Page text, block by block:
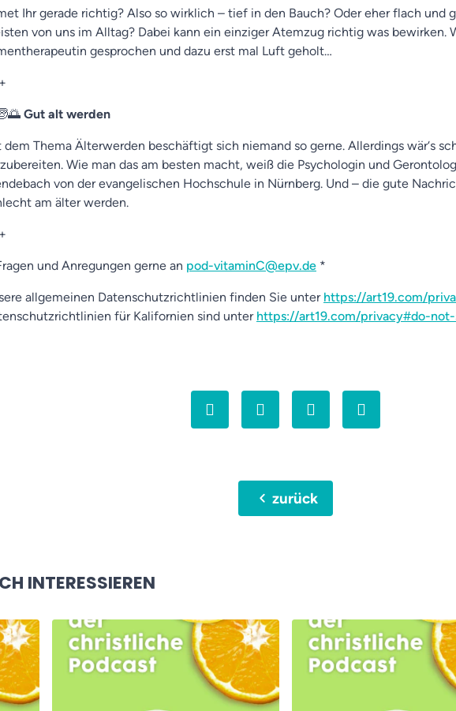
Ihr gerade richtig? Also so wirklich – tief in den Bauch? Oder eher flach und
von uns im Alltag? Dabei kann ein einziger Atemzug richtig was bewirken.
gesprochen und dazu erst mal Luft geholt…
Gut alt werden
dem Thema Älterwerden beschäftigt sich niemand so gerne. Allerdings wär‘s
Wie man das am besten macht, weiß die Psychologin und
von der evangelischen Hochschule in Nürnberg. Und – die gute
am älter werden.
und Anregungen gerne an pod-vitaminC@epv.de *
allgemeinen Datenschutzrichtlinien finden Sie unter https://art19.com/
für Kalifornien sind unter https://art19.com/privacy#do-
chevron_leftzurück
INTERESSIEREN